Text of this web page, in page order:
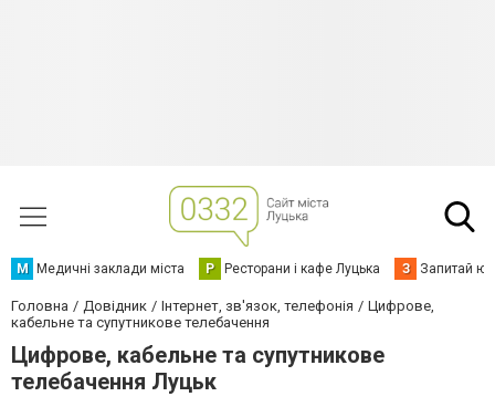
М Медичні заклади міста Р Ресторани і кафе Луцька З Запитай
Головна Довідник Інтернет, зв'язок, телефонія
Цифрове,
кабельне та супутникове телебачення
Цифрове, кабельне та супутникове
телебачення Луцьк